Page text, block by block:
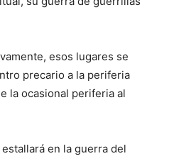
esos lugares se
precario a la periferia
la ocasional periferia al
en la guerra del